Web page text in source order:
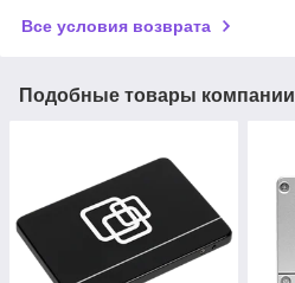
Все условия возврата
Подобные товары компании